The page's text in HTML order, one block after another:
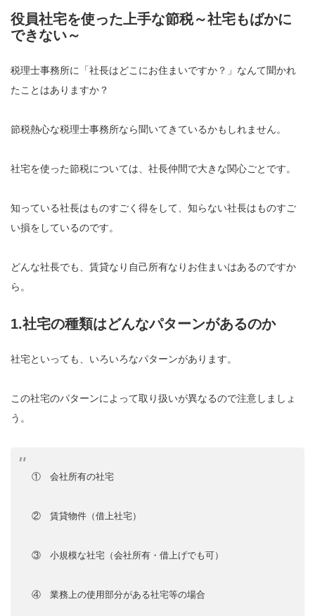
役員社宅を使った上手な節税～社宅もばかに
できない～
税理士事務所に「社長はどこにお住まいですか？」なんて聞かれ
たことはありますか？
節税熱心な税理士事務所なら聞いてきているかもしれません。
社宅を使った節税については、社長仲間で大きな関心ごとです。
知っている社長はものすごく得をして、知らない社長はものすご
い損をしているのです。
どんな社長でも、賃貸なり自己所有なりお住まいはあるのですか
ら。
1.社宅の種類はどんなパターンがあるのか
社宅といっても、いろいろなパターンがあります。
この社宅のパターンによって取り扱いが異なるので注意しましょ
う。
① 会社所有の社宅
② 賃貸物件（借上社宅）
③ 小規模な社宅（会社所有・借上げでも可）
④ 業務上の使用部分がある社宅等の場合